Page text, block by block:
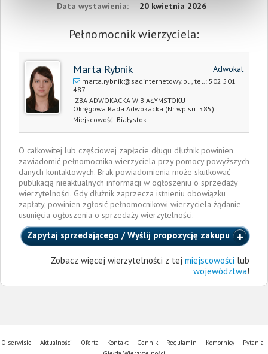
Data wystawienia: 20 kwietnia 2026
Pełnomocnik wierzyciela:
Marta Rybnik Adwokat
marta.rybnik@sadinternetowy.pl , tel.: 502 501
487
IZBA ADWOKACKA W BIAŁYMSTOKU
Okręgowa Rada Adwokacka (Nr wpisu: 585)
Miejscowość: Białystok
O całkowitej lub częściowej zapłacie długu dłużnik powinien
zawiadomić pełnomocnika wierzyciela przy pomocy powyższych
danych kontaktowych. Brak powiadomienia może skutkować
publikacją nieaktualnych informacji w ogłoszeniu o sprzedaży
wierzytelności. Gdy dłużnik zaprzecza istnieniu obowiązku
zapłaty, powinien zgłosić pełnomocnikowi wierzyciela żądanie
usunięcia ogłoszenia o sprzedaży wierzytelności.
Zapytaj sprzedającego / Wyślij propozycję zakupu
Zobacz więcej wierzytelności z tej miejscowości lub
województwa!
O serwisie Aktualności Oferta Kontakt Cennik Regulamin Komornicy
Pytania